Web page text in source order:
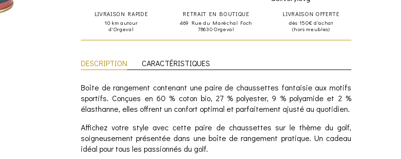
LIVRAISON RAPIDE
10 km autour
d'Orgeval
RETRAIT EN BOUTIQUE
469 Rue du Maréchal Foch
78630 Orgeval
LIVRAISON OFFERTE
dès 150€ d'achat
(hors meubles)
DESCRIPTION CARACTÉRISTIQUES
Boîte de rangement contenant une paire de chaussettes fantaisie aux motifs
sportifs. Conçues en 60 % coton bio, 27 % polyester, 9 % polyamide et 2 %
élasthanne, elles offrent un confort optimal et parfaitement ajusté au quotidien.
Affichez votre style avec cette paire de chaussettes sur le thème du golf,
soigneusement présentée dans une boîte de rangement pratique. Un cadeau
idéal pour tous les passionnés du golf.